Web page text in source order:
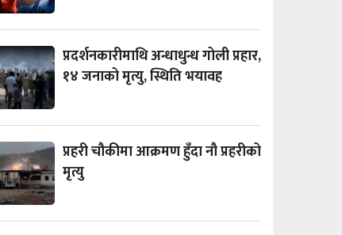
प्रदर्शनकारीमाथि अन्धाधुन्ध गोली प्रहार,
१४ जनाको मृत्यु, स्थिति भयावह
प्रहरी चौकीमा आक्रमण हुँदा नौ प्रहरीको
मृत्यु